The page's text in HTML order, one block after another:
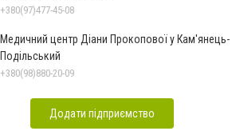
+380(97)477-45-08
Медичний центр Діани Прокопової у Кам'янець-
Подільський
+380(98)880-20-09
Додати підприємство